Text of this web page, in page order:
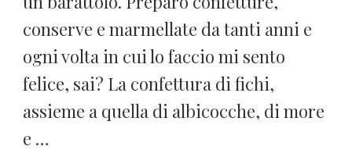
conserve e marmellate da tanti anni e
ogni volta in cui lo faccio mi sento
felice, sai? La confettura di fichi,
assieme a quella di albicocche, di more
e …